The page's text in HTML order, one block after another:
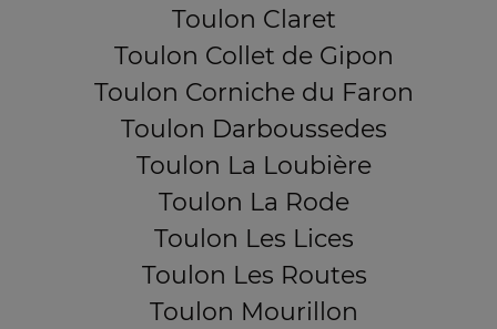
Toulon Claret
Toulon Collet de Gipon
Toulon Corniche du Faron
Toulon Darboussedes
Toulon La Loubière
Toulon La Rode
Toulon Les Lices
Toulon Les Routes
Toulon Mourillon